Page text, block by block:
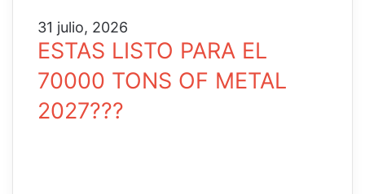
31 julio, 2026
ESTAS LISTO PARA EL
70000 TONS OF METAL
2027???